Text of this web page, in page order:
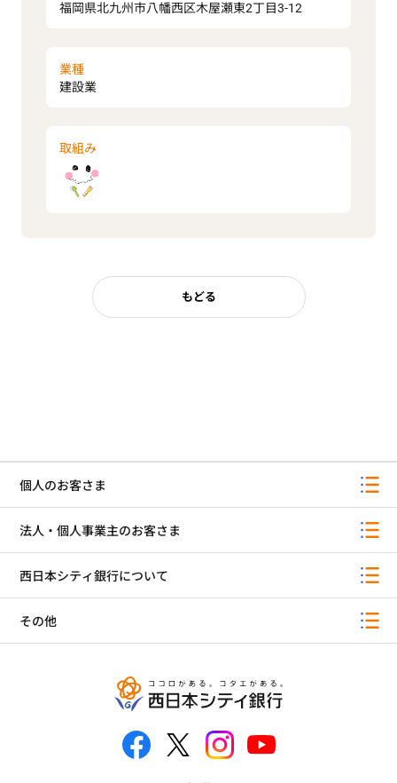
福岡県北九州市八幡西区木屋瀬東2丁目3-12
業種
建設業
取組み
もどる
個人のお客さま
法人・個人事業主のお客さま
西日本シティ銀行について
その他